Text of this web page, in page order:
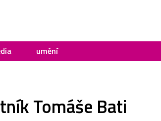
umění
Tomáše Bati